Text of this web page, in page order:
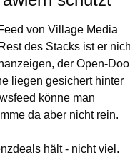
von Village Media
des Stacks ist er
der Open-
liegen gesichert hinter
könne man
da aber nicht rein.
hält - nicht viel.